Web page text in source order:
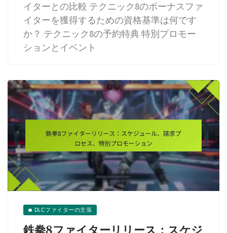
イターとの比較 テクニック8のボーナスファ
イターを獲得するための資格基準は何です
か？ テクニック8の予約特典 特別プロモー
ションとイベント
DLCファイターの主張